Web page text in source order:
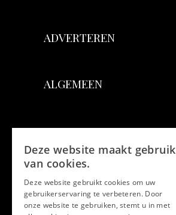
ADVERTEREN
ALGEMEEN
Facebook
Twitter
Deze website maakt gebruik
van cookies.
Deze website gebruikt cookies om uw
gebruikerservaring te verbeteren. Door
onze website te gebruiken, stemt u in met